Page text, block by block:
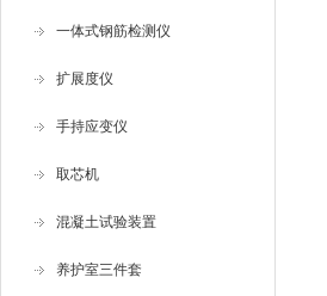
一体式钢筋检测仪
扩展度仪
手持应变仪
取芯机
混凝土试验装置
养护室三件套